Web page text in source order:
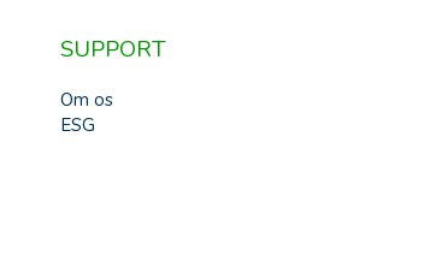
SUPPORT
Om os
ESG